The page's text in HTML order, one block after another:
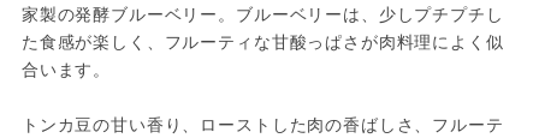
家製の発酵ブルーベリー。ブルーベリーは、少しプチプチし
た食感が楽しく、フルーティな甘酸っぱさが肉料理によく似
合います。
トンカ豆の甘い香り、ローストした肉の香ばしさ、フルーテ